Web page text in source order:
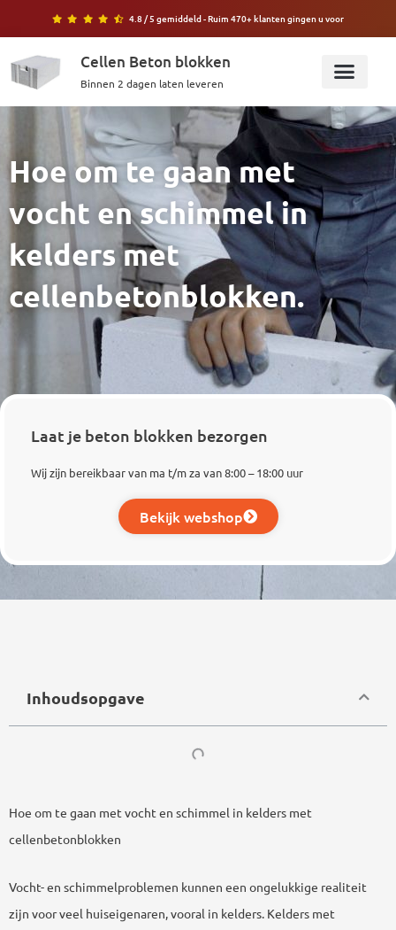
inhoud
4.8 / 5 gemiddeld - Ruim 470+ klanten gingen u voor
Cellen Beton blokken
Binnen 2 dagen laten leveren
Hoe om te gaan met
vocht en schimmel in
kelders met
cellenbetonblokken.
Laat je beton blokken bezorgen
Wij zijn bereikbaar van ma t/m za van 8:00 – 18:00 uur
Bekijk webshop
Inhoudsopgave
Hoe om te gaan met vocht en schimmel in kelders met
cellenbetonblokken
Vocht- en schimmelproblemen kunnen een ongelukkige realiteit
zijn voor veel huiseigenaren, vooral in kelders. Kelders met